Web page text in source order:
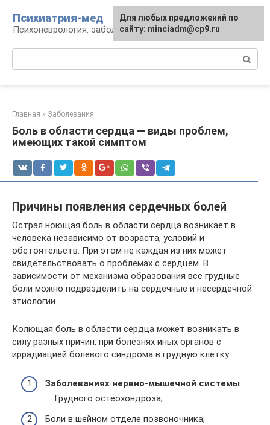
контенту
Психиатрия-мед
Психоневрология: заболевания и терапия
Главная » Заболевания
Боль в области сердца — виды проблем,
имеющих такой симптом
Причины появления сердечных болей
Острая ноющая боль в области сердца возникает в
человека независимо от возраста, условий и
обстоятельств. При этом не каждая из них может
свидетельствовать о проблемах с сердцем. В
зависимости от механизма образования все грудные
боли можно подразделить на сердечные и несердечной
этиологии.
Колющая боль в области сердца может возникать в
силу разных причин, при болезнях иных органов с
иррадиацией болевого синдрома в грудную клетку.
Заболеваниях нервно-мышечной системы:
Грудного остеохондроза;
Боли в шейном отделе позвоночника;
Для любых предложений по
сайту: minciadm@cp9.ru